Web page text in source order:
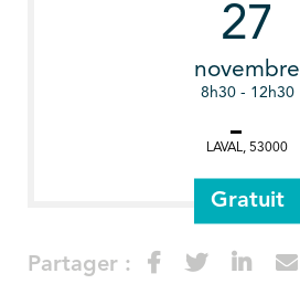
27
novembre
8h30 - 12h30
LAVAL, 53000
Gratuit
Partager :